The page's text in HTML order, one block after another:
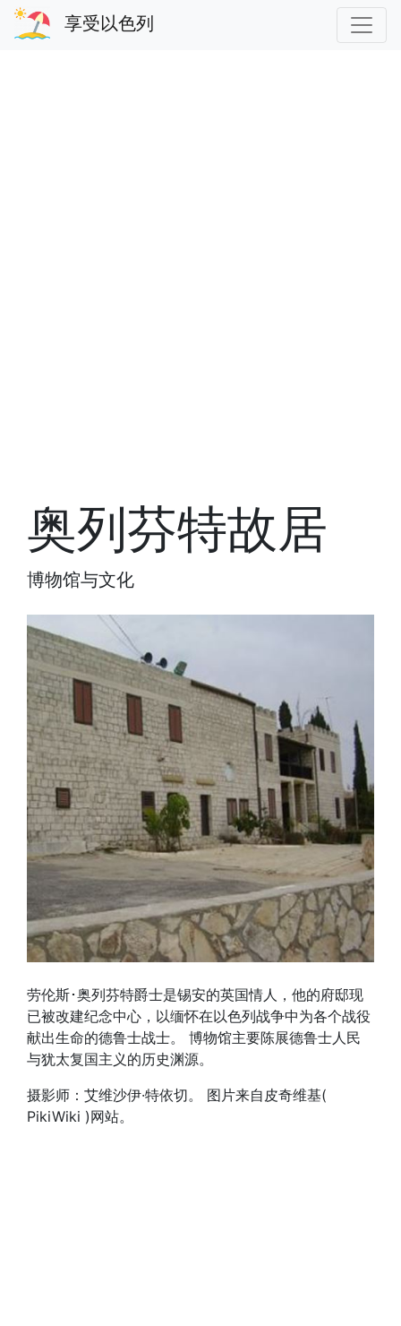
享受以色列
奥列芬特故居
博物馆与文化
劳伦斯･奥列芬特爵士是锡安的英国情人，他的府邸现
已被改建纪念中心，以缅怀在以色列战争中为各个战役
献出生命的德鲁士战士。 博物馆主要陈展德鲁士人民
与犹太复国主义的历史渊源。
摄影师：艾维沙伊·特依切。 图片来自皮奇维基(
PikiWiki )网站。